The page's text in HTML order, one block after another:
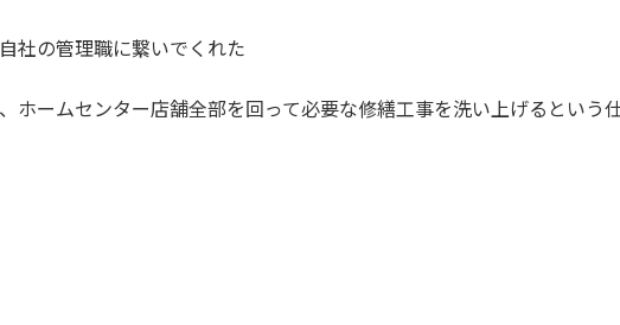
社の管理職に繋いでくれた
ホームセンター店舗全部を回って必要な修繕工事を洗い上げるという